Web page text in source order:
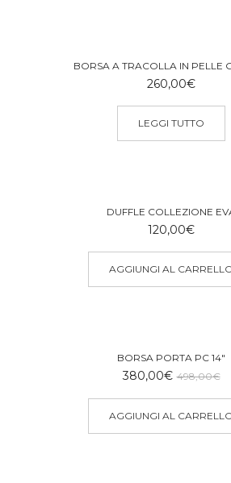
BORSA A TRACOLLA IN PELLE
260,00€
LEGGI TUTTO
DUFFLE COLLEZIONE
120,00€
AGGIUNGI AL
BORSA PORTA PC 14″
498,00€Il
380,00€
Il
è:
AGGIUNGI AL